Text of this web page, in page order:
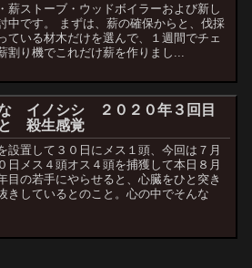
薪ストーブ・ウッドボイラーおよび新し
中です。 まずは、薪の確保からと、伐採
ている材木だけを選んで、１週間でチェ
割り機でこれだけ薪を作りまし...
イノシシ ２０２０年３回目
殺生感覚
設置して３０日にメス１頭、今回は７月
日メス４頭オス４頭を捕獲して本日８月
目の若手にやらせると、心臓をひと突き
きしているとのこと。心の中でそんな